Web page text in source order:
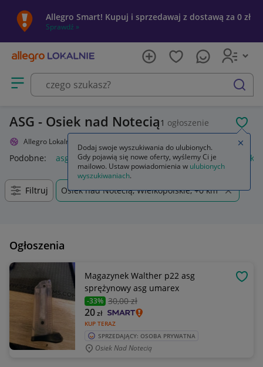
Allegro Smart! Kupuj i sprzedawaj z dostawą za 0 zł
Sprawdź »
Otwórz menu z kategoriami
szukaj
ASG - Osiek nad Notecią1 ogłoszenie
Allegro Lokalnie
Podobne: asg pistolet asg karabin asg kulki asg replika
Filtruj Osiek nad Notecią, Wielkopolskie, +0 km
Ogłoszenia
Magazynek Walther p22 asg
sprężynowy asg umarex
-33% 30,00 zł
KUP TERAZ
20zł
SPRZEDAJĄCY: OSOBA PRYWATNA
Osiek Nad Notecią
Dodaj swoje wyszukiwania do ulubionych.
Gdy pojawią się nowe oferty, wyślemy Ci je
mailowo. Ustaw powiadomienia w ulubionych
wyszukiwaniach.